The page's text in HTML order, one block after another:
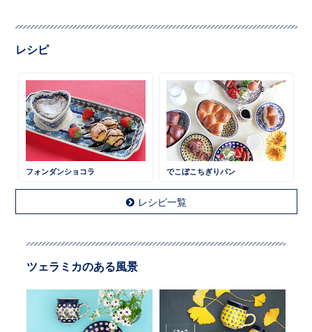
レシピ
フォンダンショコラ でこぼこちぎりパン
レシピ一覧
ツェラミカのある風景